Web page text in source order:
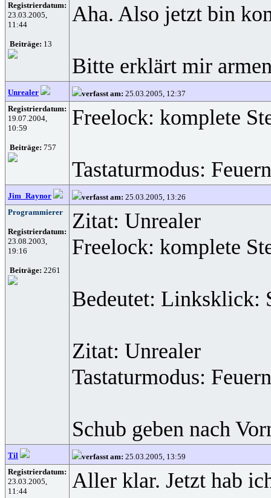
Registrierdatum:
23.03.2005,
11:44
Beiträge: 13
Aha. Also jetzt bin
Bitte erklärt mir
Unrealer verfasst am: 25.03.2005, 12:37
Registrierdatum:
19.07.2004,
10:59
Beiträge: 757
Freelock: komplete
Tastaturmodus:
Jim_Raynor verfasst am: 25.03.2005, 13:26
Programmierer
Registrierdatum:
23.08.2003,
19:16
Beiträge: 2261
Zitat: Unrealer
Freelock: komplete
Bedeutet: Linksklick:
Zitat: Unrealer
Tastaturmodus:
Schub geben nach
Til verfasst am: 25.03.2005, 13:59
Registrierdatum:
23.03.2005,
11:44
Aller klar. Jetzt hab